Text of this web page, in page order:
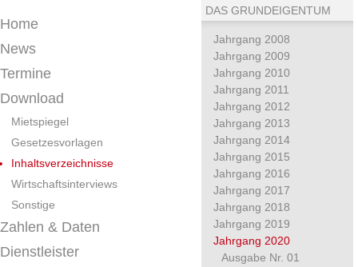
Home
News
Termine
Download
Mietspiegel
Gesetzesvorlagen
Inhaltsverzeichnisse
Wirtschaftsinterviews
Sonstige
Zahlen & Daten
Dienstleister
DAS GRUNDEIGENTUM
Jahrgang 2008
Jahrgang 2009
Jahrgang 2010
Jahrgang 2011
Jahrgang 2012
Jahrgang 2013
Jahrgang 2014
Jahrgang 2015
Jahrgang 2016
Jahrgang 2017
Jahrgang 2018
Jahrgang 2019
Jahrgang 2020
Ausgabe Nr. 01